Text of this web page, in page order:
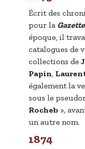
Écrit des
pour la
époque, il
catalogues de
collections de
Papin
également la
sous le
Rocheb »,
un autre nom.
1874